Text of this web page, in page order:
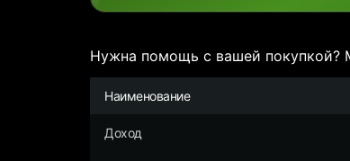
Нужна помощь с вашей покупкой?
Наименование
Доход